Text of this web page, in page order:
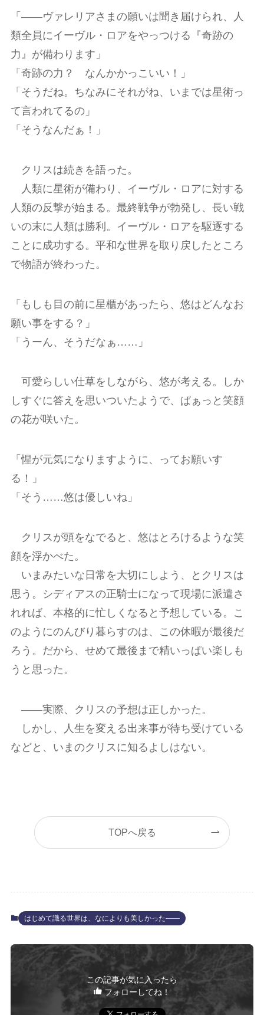
「――ヴァレリアさまの願いは聞き届けられ、人
類全員にイーヴル・ロアをやっつける『奇跡の
力』が備わります」
「奇跡の力？ なんかかっこいい！」
「そうだね。ちなみにそれがね、いまでは星術っ
て言われてるの」
「そうなんだぁ！」
クリスは続きを語った。
人類に星術が備わり、イーヴル・ロアに対する
人類の反撃が始まる。最終戦争が勃発し、長い戦
いの末に人類は勝利。イーヴル・ロアを駆逐する
ことに成功する。平和な世界を取り戻したところ
で物語が終わった。
「もしも目の前に星櫃があったら、悠はどんなお
願い事をする？」
「うーん、そうだなぁ……」
可愛らしい仕草をしながら、悠が考える。しか
しすぐに答えを思いついたようで、ぱぁっと笑顔
の花が咲いた。
「惺が元気になりますように、ってお願いす
る！」
「そう……悠は優しいね」
クリスが頭をなでると、悠はとろけるような笑
顔を浮かべた。
いまみたいな日常を大切にしよう、とクリスは
思う。シディアスの正騎士になって現場に派遣さ
れれば、本格的に忙しくなると予想している。こ
のようにのんびり暮らすのは、この休暇が最後だ
ろう。だから、せめて最後まで精いっぱい楽しも
うと思った。
――実際、クリスの予想は正しかった。
しかし、人生を変える出来事が待ち受けている
などと、いまのクリスに知るよしはない。
TOPへ戻る
はじめて識る世界は、なによりも美しかった――
この記事が気に入ったら
フォローしてね！